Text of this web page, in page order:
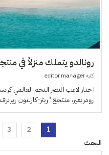
رونالدو يتملك منزلاً في
كتبهeditor.manager
اختار لاعب النصر النجم العالمي
رودريغيز، منتجع “ريتز-كارلتون
1
2
3
البحث